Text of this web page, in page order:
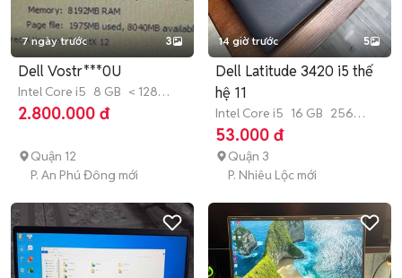
7 ngày trước 3
Dell Vostr***0U
Intel Core i5 8 GB < 128
GB SSD
2.800.000 đ
Quận 12
P. An Phú Đông mới
14 giờ trước 5
Dell Latitude 3420 i5 thế
hệ 11
Intel Core i5 16 GB 256
GB SSD
53.000 đ
Quận 3
P. Nhiêu Lộc mới